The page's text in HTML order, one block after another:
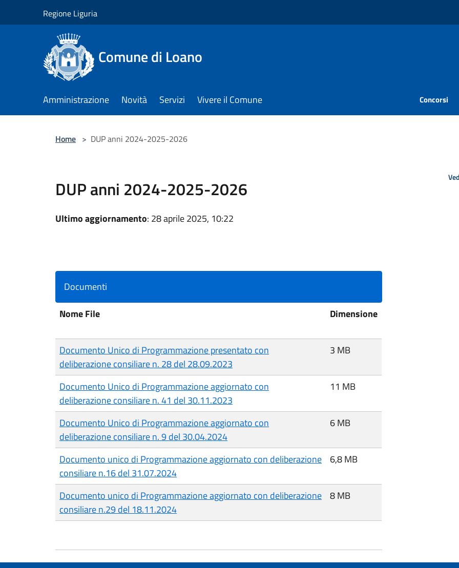
Regione Liguria
Comune di Loano
Amministrazione Novità Servizi Vivere il Comune Concorsi
Home > DUP anni 2024-2025-2026
DUP anni 2024-2025-2026
Ultimo aggiornamento: 28 aprile 2025, 10:22
Documenti
Nome File
Dimensione
Documento Unico di Programmazione presentato con
deliberazione consiliare n. 28 del 28.09.2023
3 MB
Documento Unico di Programmazione aggiornato con
deliberazione consiliare n. 41 del 30.11.2023
11 MB
Documento Unico di Programmazione aggiornato con
deliberazione consiliare n. 9 del 30.04.2024
6 MB
Documento unico di Programmazione aggiornato con deliberazione
consiliare n.16 del 31.07.2024
6,8 MB
Documento unico di Programmazione aggiornato con deliberazione
consiliare n.29 del 18.11.2024
8 MB